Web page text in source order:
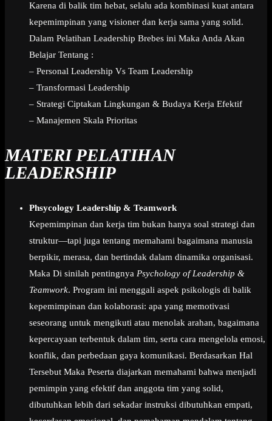
Karena di balik tim hebat, selalu ada kombinasi kuat antara
kepemimpinan yang visioner dan kerja sama yang solid.
Dalam Pelatihan Leadership Brebes ini Maka Anda Akan
Belajar Tentang :
– Personal Leadership Vs Team Leadership
– Transformasi Leadership
– Strategi Ciptakan Lingkungan & Budaya Kerja Efektif
– Manajemen Skala Prioritas
MATERI PELATIHAN
LEADERSHIP
Phsycology Leadership & Teamwork
Kepemimpinan dan kerja tim bukan hanya soal strategi dan
struktur—tapi juga tentang memahami bagaimana manusia
berpikir, merasa, dan bertindak dalam dinamika organisasi.
Maka Di sinilah pentingnya Psychology of Leadership &
Teamwork. Program ini menggali aspek psikologis di balik
kepemimpinan dan kolaborasi: apa yang memotivasi
seseorang untuk mengikuti atau menolak arahan, bagaimana
kepercayaan terbentuk dalam tim, serta cara mengelola emosi,
konflik, dan perbedaan gaya komunikasi. Berdasarkan Hal
Tersebut Maka Peserta diajarkan memahami bahwa menjadi
pemimpin yang efektif dan anggota tim yang solid,
dibutuhkan lebih dari sekadar instruksi dibutuhkan empati,